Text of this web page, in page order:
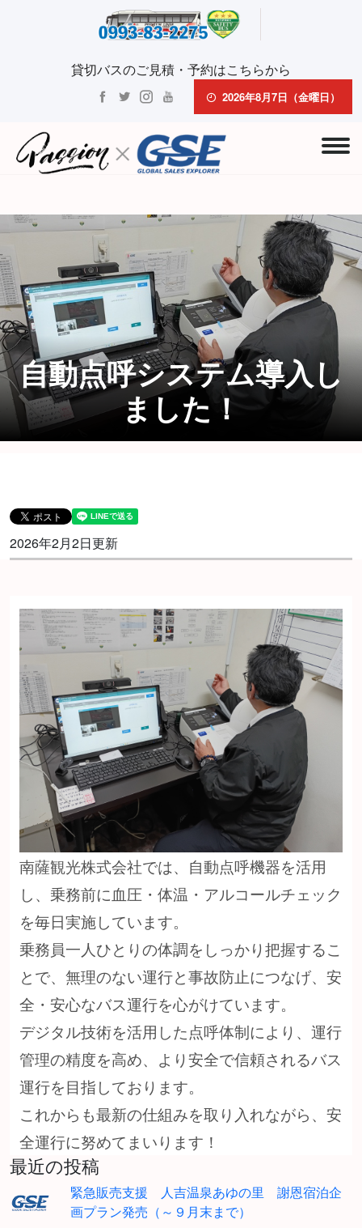
貸切バスのご見積・予約はこちらから
2026年8月7日（金曜日）
自動点呼システム導入し
ました！
2026年2月2日更新
南薩観光株式会社では、自動点呼機器を活用
し、乗務前に血圧・体温・アルコールチェック
を毎日実施しています。
乗務員一人ひとりの体調をしっかり把握するこ
とで、無理のない運行と事故防止につなげ、安
全・安心なバス運行を心がけています。
デジタル技術を活用した点呼体制により、運行
管理の精度を高め、より安全で信頼されるバス
運行を目指しております。
これからも最新の仕組みを取り入れながら、安
全運行に努めてまいります！
最近の投稿
緊急販売支援 人吉温泉あゆの里 謝恩宿泊企
画プラン発売（～９月末まで）